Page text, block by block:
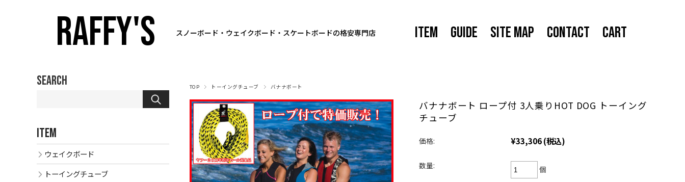
スノーボード・ウェイクボード・スケートボードの格安専門店
RAFFY'S ITEM GUIDE SITE MAP CONTACT CART
TOP トーイングチューブ バナナボート
バナナボート ロープ付 3人乗りHOT DOG トーイング
チューブ
価格: ¥33,306(税込)
数量:
個
SEARCH
ITEM
ウェイクボード
トーイングチューブ